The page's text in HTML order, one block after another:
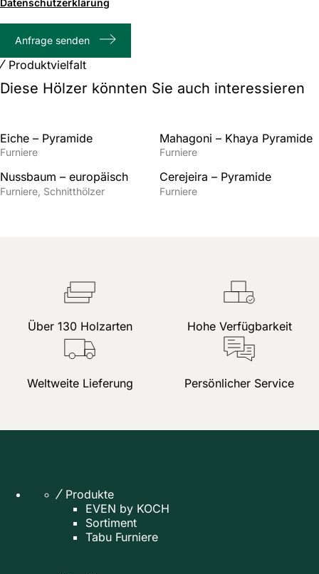
max.
Zeichenanzahl
Anfrage senden
Produktvielfalt
Diese Hölzer könnten Sie auch interessieren
Eiche – Pyramide
Furniere
Mahagoni – Khaya Pyramide
Furniere
Nussbaum – europäisch
Furniere Schnitthölzer
Cerejeira – Pyramide
Furniere
Über 130 Holzarten Hohe Verfügbarkeit
Weltweite Lieferung Persönlicher Service
Produkte
EVEN by KOCH
Sortiment
Tabu Furniere